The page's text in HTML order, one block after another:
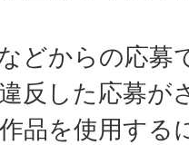
どからの応募
反した応募が
品を使用する